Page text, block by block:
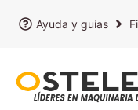
Ayuda y guías